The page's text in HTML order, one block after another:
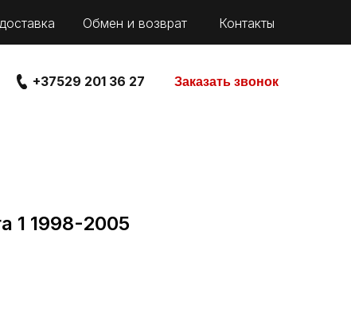
+37529 201 36 27
Обмен и возврат Контакты
Заказать звонок
1 1998-2005